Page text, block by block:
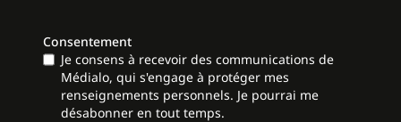
Consentement
Je consens à recevoir des communications de
Médialo, qui s'engage à protéger mes
renseignements personnels. Je pourrai me
désabonner en tout temps.